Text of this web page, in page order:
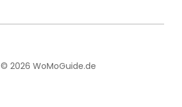
© 2026 WoMoGuide.de